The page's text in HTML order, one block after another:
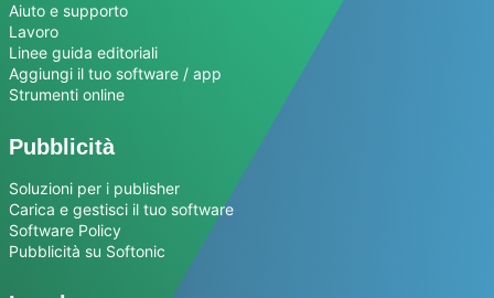
Aiuto e supporto
Lavoro
Linee guida editoriali
Aggiungi il tuo software / app
Strumenti online
Pubblicità
Soluzioni per i publisher
Carica e gestisci il tuo software
Software Policy
Pubblicità su Softonic